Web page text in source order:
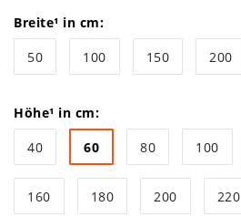
Breite¹ in cm:
50
100 150 200
Höhe¹ in cm:
40
60 80 100
160 180 200 220